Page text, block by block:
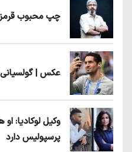
چپ محبوب
عکس |
وکیل لوکادیا:
پرسپولیس دارد